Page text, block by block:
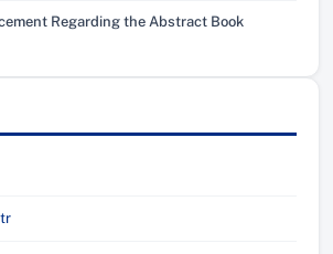
Regarding the Abstract Book